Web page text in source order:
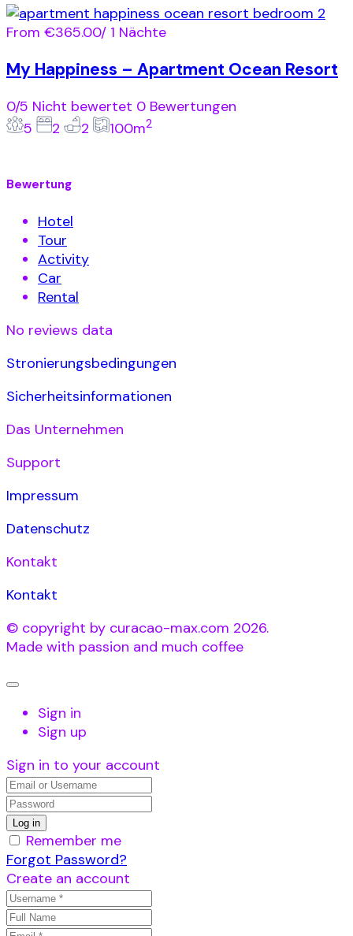
From €365.00/ 1 Nächte
My Happiness – Apartment Ocean Resort
0/5 Nicht bewertet 0 Bewertungen
5
2 2 100m2
Bewertung
Hotel
Tour
Activity
Car
Rental
No reviews data
Stronierungsbedingungen
Sicherheitsinformationen
Das Unternehmen
Support
Impressum
Datenschutz
Kontakt
Kontakt
© copyright by curacao-max.com 2026.
Made with passion and much coffee
Sign in
Sign up
Sign in to your account
Remember me
Forgot Password?
Create an account